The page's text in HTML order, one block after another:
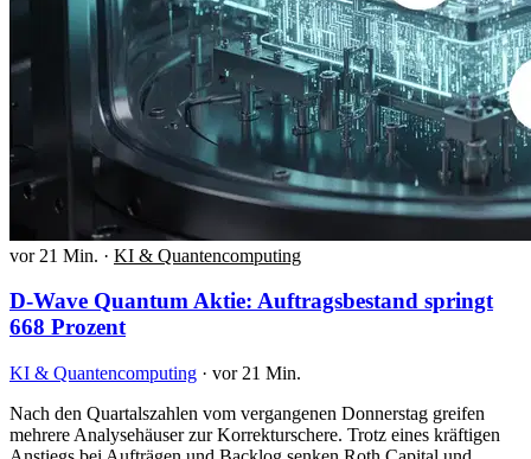
vor 21 Min. · KI & Quantencomputing
D-Wave Quantum Aktie: Auftragsbestand springt
668 Prozent
KI & Quantencomputing · vor 21 Min.
Nach den Quartalszahlen vom vergangenen Donnerstag greifen
mehrere Analysehäuser zur Korrekturschere. Trotz eines kräftigen